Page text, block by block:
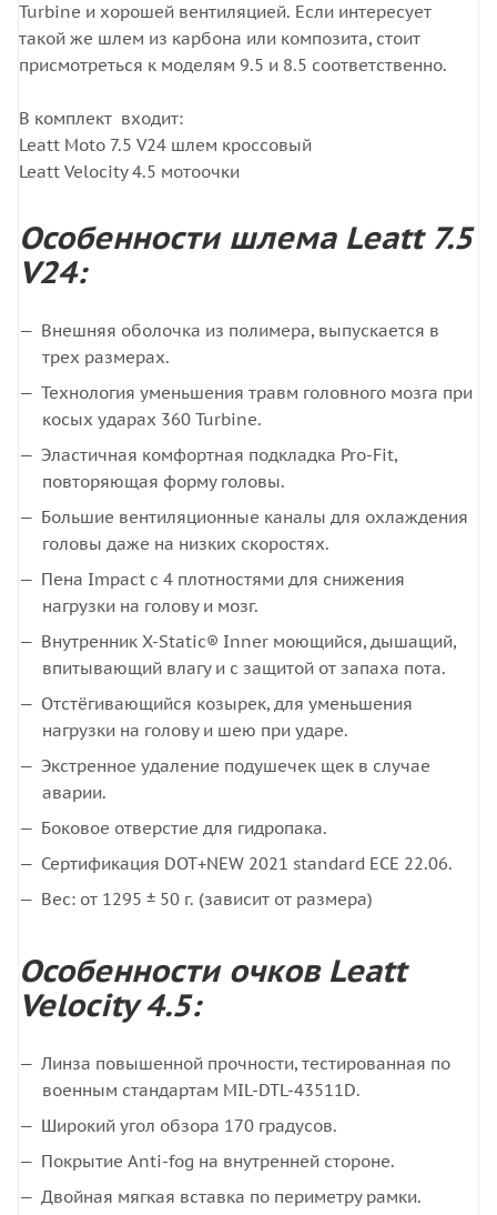
Turbine и хорошей вентиляцией. Если интересует
такой же шлем из карбона или композита, стоит
присмотреться к моделям 9.5 и 8.5 соответственно.
В комплект входит:
Leatt Moto 7.5 V24 шлем кроссовый
Leatt Velocity 4.5 мотоочки
Особенности шлема Leatt 7.5
V24:
Внешняя оболочка из полимера, выпускается в
трех размерах.
Технология уменьшения травм головного мозга при
косых ударах 360 Turbine.
Эластичная комфортная подкладка Pro-Fit,
повторяющая форму головы.
Большие вентиляционные каналы для охлаждения
головы даже на низких скоростях.
Пена Impact с 4 плотностями для снижения
нагрузки на голову и мозг.
Внутренник X-Static® Inner моющийся, дышащий,
впитывающий влагу и с защитой от запаха пота.
Отстёгивающийся козырек, для уменьшения
нагрузки на голову и шею при ударе.
Экстренное удаление подушечек щек в случае
аварии.
Боковое отверстие для гидропака.
Сертификация DOT+NEW 2021 standard ECE 22.06.
Вес: от 1295 ± 50 г. (зависит от размера)
Особенности очков Leatt
Velocity 4.5:
Линза повышенной прочности, тестированная по
военным стандартам MIL-DTL-43511D.
Широкий угол обзора 170 градусов.
Покрытие Anti-fog на внутренней стороне.
Двойная мягкая вставка по периметру рамки.